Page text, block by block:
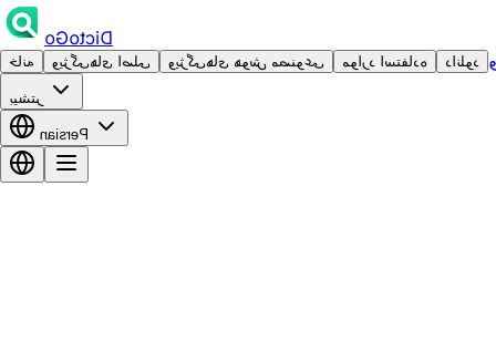
DictoGo
خانه ویژگی‌های اصلی ویژگی‌های هوش مصنوعی موارد استفاده دانلود
بیشتر